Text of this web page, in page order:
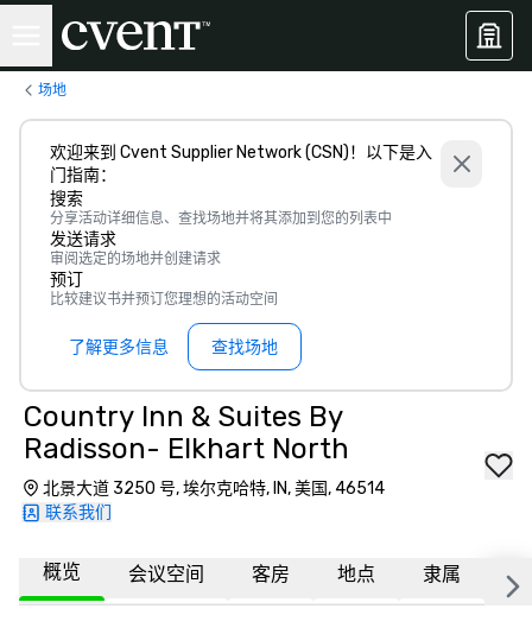
场地
欢迎来到 Cvent Supplier Network (CSN)！以下是入
门指南：
搜索
分享活动详细信息、查找场地并将其添加到您的列表中
发送请求
审阅选定的场地并创建请求
预订
比较建议书并预订您理想的活动空间
了解更多信息 查找场地
Country Inn & Suites By
Radisson- Elkhart North
北景大道 3250 号, 埃尔克哈特, IN, 美国, 46514
联系我们
概览 会议空间 客房 地点 隶属 常